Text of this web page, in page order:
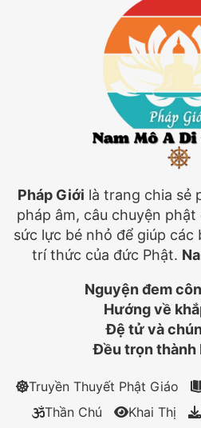
Pháp Giới là trang chia sẻ
pháp âm, câu chuyện
sức lực bé nhỏ để giúp các
trí thức của đức Phật.
Nguyện đem
Hướng về
Đệ tử và
Đều trọn thành
Truyền Thuyết Phật Giáo
Thần Chú
Khai Thị